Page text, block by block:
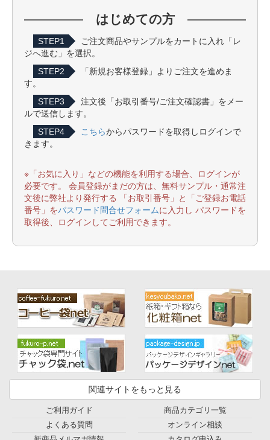
はじめての方
STEP1
ご注文商品やサンプルをカートに入れ「レ
ジへ進む」を選択。
STEP2
「新規お客様登録」よりご注文を進めま
す。
STEP3
注文後「お取引番号/ご注文確認書」をメー
ルで送信します。
STEP4
こちらからパスワードを取得しログインで
きます。
※「お気に入り」などの機能を利用する場合、ログインが
必要です。 会員登録がまだの方は、無料サンプル・通常注
文後に弊社より発行する 「お取引番号」と「ご登録お電話
番号」をパスワード問合せフォームに入力し パスワードを
取得後、ログインしてご利用できます。
関連サイトをもっと見る
ご利用ガイド
よくある質問
商品カテゴリ一覧
オンライン相談